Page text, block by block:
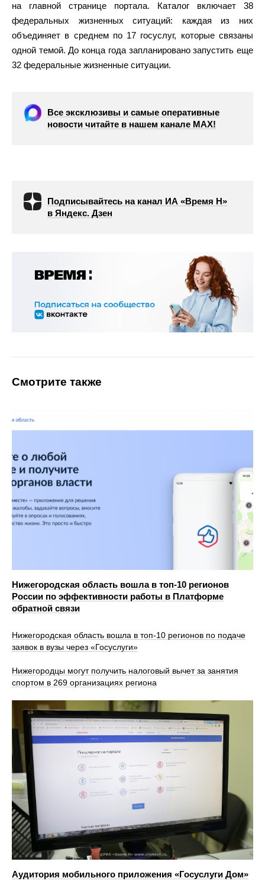
на главной странице портала. Каталог включает 38
федеральных жизненных ситуаций: каждая из них
объединяет в среднем по 17 госуслуг, которые связаны
одной темой. До конца года запланировано запустить еще
32 федеральные жизненные ситуации.
Все эксклюзивы и самые оперативные
новости читайте в нашем канале МАХ!
Подписывайтесь на канал ИА «Время Н»
в Яндекс. Дзен
Смотрите также
Нижегородская область вошла в топ‑10 регионов
России по эффективности работы в Платформе
обратной связи
Нижегородская область вошла в топ-10 регионов по подаче
заявок в вузы через «Госуслуги»
Нижегородцы могут получить налоговый вычет за занятия
спортом в 269 организациях региона
Аудитория мобильного приложения «Госуслуги Дом»